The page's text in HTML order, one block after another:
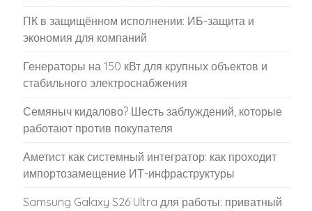
ПК в защищённом исполнении: ИБ-защита и
экономия для компаний
Генераторы на 150 кВт для крупных объектов и
стабильного электроснабжения
Семяныч кидалово? Шесть заблуждений, которые
работают против покупателя
Аметист как системный интегратор: как проходит
импортозамещение ИТ-инфраструктуры
Samsung Galaxy S26 Ultra для работы: приватный